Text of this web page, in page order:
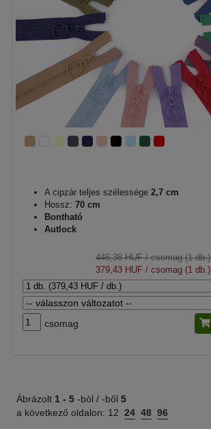
A cipzár teljes szélessége 2,7 cm
Hossz: 70 cm
Bontható
Autlock
446,38 HUF/ csomag (1 db.)
379,43 HUF / csomag (1 db.)
csomag
Ábrázolt 1 - 5 -ból / -ből 5
a következő oldalon: 12 24 48 96